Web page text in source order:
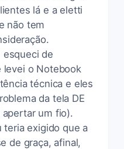
lá e a eletti
não tem
esqueci de
levei o Notebook
técnica e eles
da tela DE
apertar um fio).
teria exigido que a
de graça, afinal,